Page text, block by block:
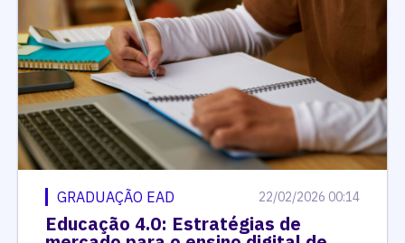
GRADUAÇÃO EAD 22/02/2026 00:14
Educação 4.0: Estratégias de